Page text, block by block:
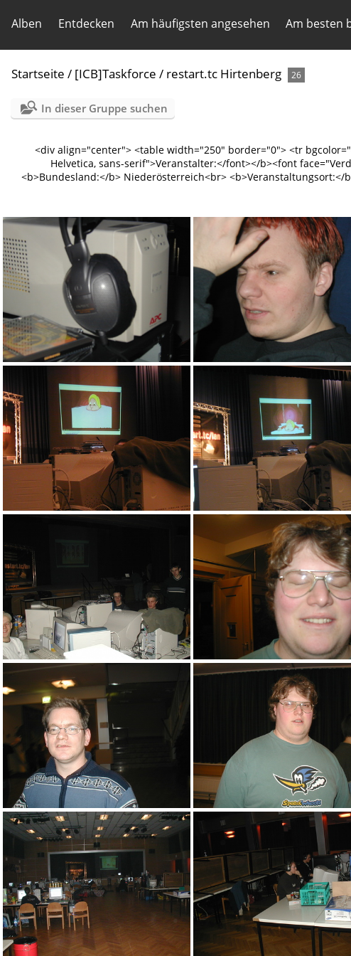
Alben Entdecken Am häufigsten angesehen Am besten
Startseite / [ICB]Taskforce / restart.tc Hirtenberg 26
In dieser Gruppe suchen
<div align="center"> <table width="250" border="0"> <tr
Helvetica, sans-serif">Veranstalter:</font></b><font
<b>Bundesland:</b> Niederösterreich<br>
Neo's USV die grad MP3's hört aaz
aau
schlimme Filme am Beamer aao
Minutourus go West!